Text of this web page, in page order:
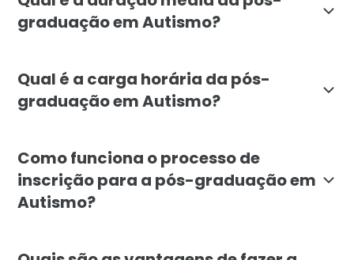
graduação em Autismo?
Qual é a carga horária da pós-
graduação em Autismo?
Como funciona o processo de
inscrição para a pós-graduação em
Autismo?